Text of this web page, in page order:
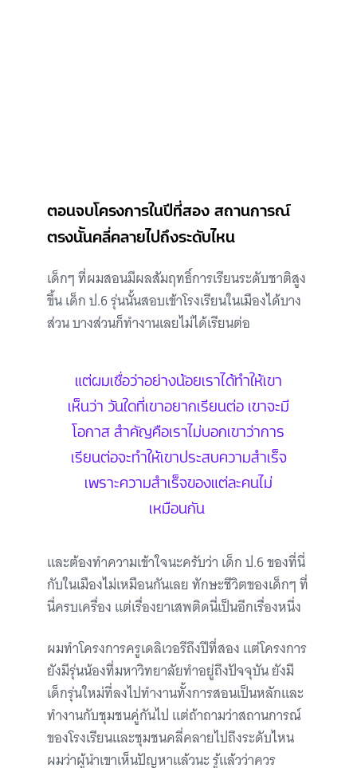
ตอนจบโครงการในปีที่สอง สถานการณ์
ตรงนั้นคลี่คลายไปถึงระดับไหน
เด็กๆ ที่ผมสอนมีผลสัมฤทธิ์การเรียนระดับชาติสูง
ขึ้น เด็ก ป.6 รุ่นนั้นสอบเข้าโรงเรียนในเมืองได้บาง
ส่วน บางส่วนก็ทำงานเลยไม่ได้เรียนต่อ
แต่ผมเชื่อว่าอย่างน้อยเราได้ทำให้เขา
เห็นว่า วันใดที่เขาอยากเรียนต่อ เขาจะมี
โอกาส สำคัญคือเราไม่บอกเขาว่าการ
เรียนต่อจะทำให้เขาประสบความสำเร็จ
เพราะความสำเร็จของแต่ละคนไม่
เหมือนกัน
และต้องทำความเข้าใจนะครับว่า เด็ก ป.6 ของที่นี่
กับในเมืองไม่เหมือนกันเลย ทักษะชีวิตของเด็กๆ ที่
นี่ครบเครื่อง แต่เรื่องยาเสพติดนี่เป็นอีกเรื่องหนึ่ง
ผมทำโครงการครูเดลิเวอรีถึงปีที่สอง แต่โครงการ
ยังมีรุ่นน้องที่มหาวิทยาลัยทำอยู่ถึงปัจจุบัน ยังมี
เด็กรุ่นใหม่ที่ลงไปทำงานทั้งการสอนเป็นหลักและ
ทำงานกับชุมชนคู่กันไป แต่ถ้าถามว่าสถานการณ์
ของโรงเรียนและชุมชนคลี่คลายไปถึงระดับไหน
ผมว่าผู้นำเขาเห็นปัญหาแล้วนะ รู้แล้วว่าควร